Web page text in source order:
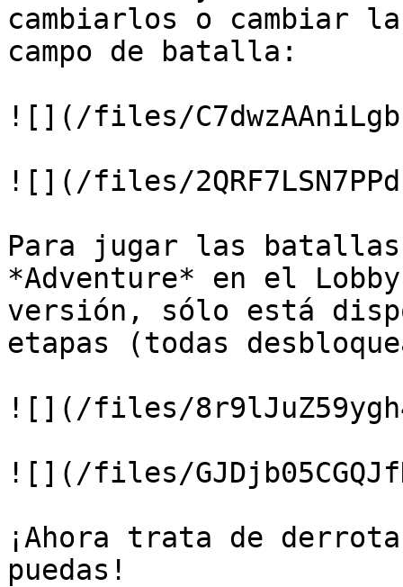
cambiarlos o cambiar
campo de batalla:
![](/files/
![](/files/
Para jugar las
*Adventure* en el
versión, sólo está
etapas (todas
![](/files/
![](/files/
¡Ahora trata de
puedas!